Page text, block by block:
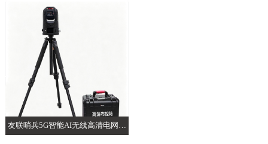
友联哨兵5G智能AI无线高清电网电